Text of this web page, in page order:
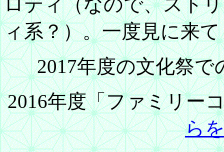
ィ系？）。一度見に来
2017年度の文化祭で
2016年度「ファミリー
ら